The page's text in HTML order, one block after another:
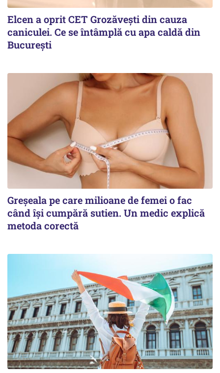
Elcen a oprit CET Grozăvești din cauza
caniculei. Ce se întâmplă cu apa caldă din
București
Greșeala pe care milioane de femei o fac
când își cumpără sutien. Un medic explică
metoda corectă